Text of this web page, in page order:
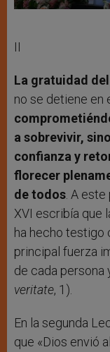
II
La gratuidad
no se detiene en
a sobrevivir,
confianza y
florecer
de todos . A
XVI escribía que
ha hecho testigo
principal fuerza
de cada persona
veritate, 1).
En la segunda
que «Dios envió